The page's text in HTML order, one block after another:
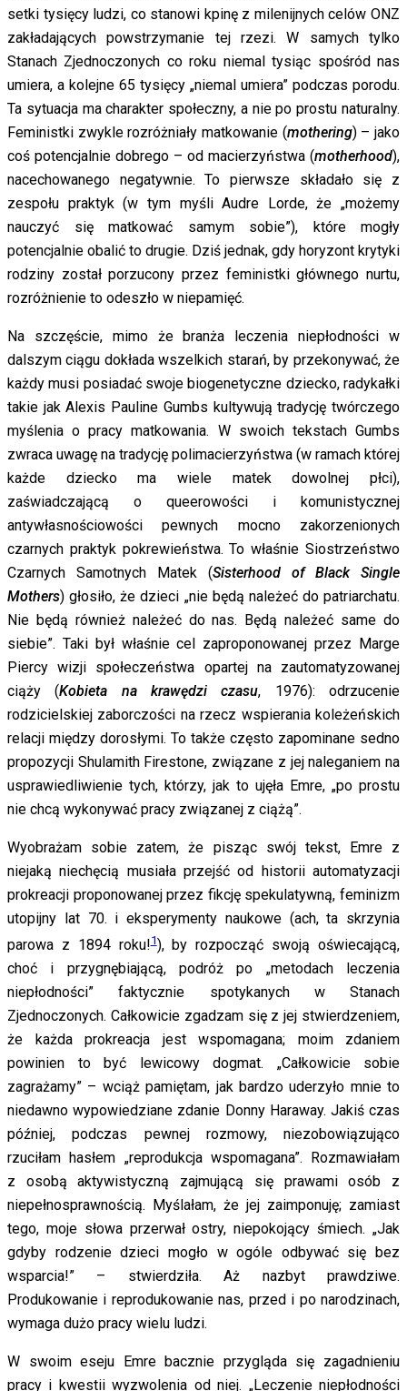
setki tysięcy ludzi, co stanowi kpinę z milenijnych celów ONZ
zakładających powstrzymanie tej rzezi. W samych tylko
Stanach Zjednoczonych co roku niemal tysiąc spośród nas
umiera, a kolejne 65 tysięcy „niemal umiera” podczas porodu.
Ta sytuacja ma charakter społeczny, a nie po prostu naturalny.
Feministki zwykle rozróżniały matkowanie (mothering) – jako
coś potencjalnie dobrego – od macierzyństwa (motherhood),
nacechowanego negatywnie. To pierwsze składało się z
zespołu praktyk (w tym myśli Audre Lorde, że „możemy
nauczyć się matkować samym sobie”), które mogły
potencjalnie obalić to drugie. Dziś jednak, gdy horyzont krytyki
rodziny został porzucony przez feministki głównego nurtu,
rozróżnienie to odeszło w niepamięć.
Na szczęście, mimo że branża leczenia niepłodności w
dalszym ciągu dokłada wszelkich starań, by przekonywać, że
każdy musi posiadać swoje biogenetyczne dziecko, radykałki
takie jak Alexis Pauline Gumbs kultywują tradycję twórczego
myślenia o pracy matkowania. W swoich tekstach Gumbs
zwraca uwagę na tradycję polimacierzyństwa (w ramach której
każde dziecko ma wiele matek dowolnej płci),
zaświadczającą o queerowości i komunistycznej
antywłasnościowości pewnych mocno zakorzenionych
czarnych praktyk pokrewieństwa. To właśnie Siostrzeństwo
Czarnych Samotnych Matek (Sisterhood of Black Single
Mothers) głosiło, że dzieci „nie będą należeć do patriarchatu.
Nie będą również należeć do nas. Będą należeć same do
siebie”. Taki był właśnie cel zaproponowanej przez Marge
Piercy wizji społeczeństwa opartej na zautomatyzowanej
ciąży (Kobieta na krawędzi czasu, 1976): odrzucenie
rodzicielskiej zaborczości na rzecz wspierania koleżeńskich
relacji między dorosłymi. To także często zapominane sedno
propozycji Shulamith Firestone, związane z jej naleganiem na
usprawiedliwienie tych, którzy, jak to ujęła Emre, „po prostu
nie chcą wykonywać pracy związanej z ciążą”.
Wyobrażam sobie zatem, że pisząc swój tekst, Emre z
niejaką niechęcią musiała przejść od historii automatyzacji
prokreacji proponowanej przez fikcję spekulatywną, feminizm
utopijny lat 70. i eksperymenty naukowe (ach, ta skrzynia
parowa z 1894 roku!1), by rozpocząć swoją oświecającą,
choć i przygnębiającą, podróż po „metodach leczenia
niepłodności” faktycznie spotykanych w Stanach
Zjednoczonych. Całkowicie zgadzam się z jej stwierdzeniem,
że każda prokreacja jest wspomagana; moim zdaniem
powinien to być lewicowy dogmat. „Całkowicie sobie
zagrażamy” – wciąż pamiętam, jak bardzo uderzyło mnie to
niedawno wypowiedziane zdanie Donny Haraway. Jakiś czas
później, podczas pewnej rozmowy, niezobowiązująco
rzuciłam hasłem „reprodukcja wspomagana”. Rozmawiałam
z osobą aktywistyczną zajmującą się prawami osób z
niepełnosprawnością. Myślałam, że jej zaimponuję; zamiast
tego, moje słowa przerwał ostry, niepokojący śmiech. „Jak
gdyby rodzenie dzieci mogło w ogóle odbywać się bez
wsparcia!” – stwierdziła. Aż nazbyt prawdziwe.
Produkowanie i reprodukowanie nas, przed i po narodzinach,
wymaga dużo pracy wielu ludzi.
W swoim eseju Emre bacznie przygląda się zagadnieniu
pracy i kwestii wyzwolenia od niej. „Leczenie niepłodności